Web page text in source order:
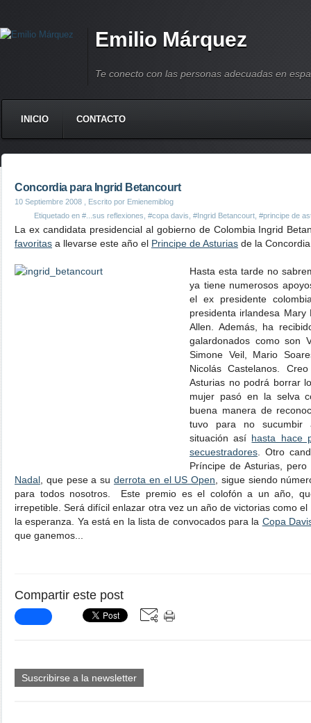
Emilio Márquez
Te conecto con las personas adecuadas en
INICIO CONTACTO
Concordia para Ingrid Betancourt
10 Septiembre 2008 , Escrito por Emienemiblog
Etiquetado en #...sus reflexiones #copa davis #Ingrid Betancourt #principe de
La ex candidata presidencial al gobierno de Colombia Ingrid
favoritas a llevarse este año el Principe de Asturias de la
Hasta esta tarde no
ya tiene numerosos
el ex presidente
presidenta irlandesa
Allen. Además, ha
galardonados como son
Simone Veil, Mario
Nicolás Castelanos.
Asturias no podrá borrar
mujer pasó en la selva
buena manera de
tuvo para no sucumbir
situación así hasta hace
secuestradores . Otro
Príncipe de Asturias,
Nadal , que pese a su derrota en el US Open , sigue siendo
para todos nosotros. Este premio es el colofón a un año,
irrepetible. Será difícil enlazar otra vez un año de victorias como
la esperanza. Ya está en la lista de convocados para la Copa
que ganemos...
Compartir este post
Suscribirse a la newsletter